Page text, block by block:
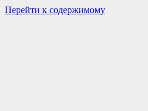
Перейти к содержимому